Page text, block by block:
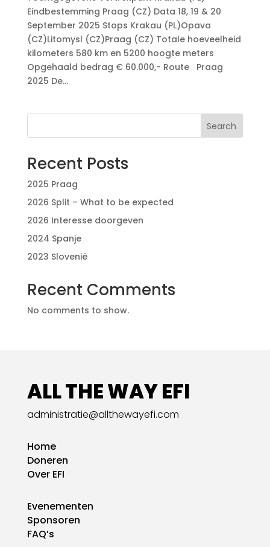
Eindbestemming Praag (CZ) Data 18, 19 & 20
September 2025 Stops Krakau (PL)Opava
(CZ)Litomysl (CZ)Praag (CZ) Totale hoeveelheid
kilometers 580 km en 5200 hoogte meters
Opgehaald bedrag € 60.000,- Route Praag
2025 De...
Search
Recent Posts
2025 Praag
2026 Split – What to be expected
2026 Interesse doorgeven
2024 Spanje
2023 Slovenië
Recent Comments
No comments to show.
ALL THE WAY EFI
administratie@allthewayefi.com
Home
Doneren
Over EFI
Evenementen
Sponsoren
FAQ’s